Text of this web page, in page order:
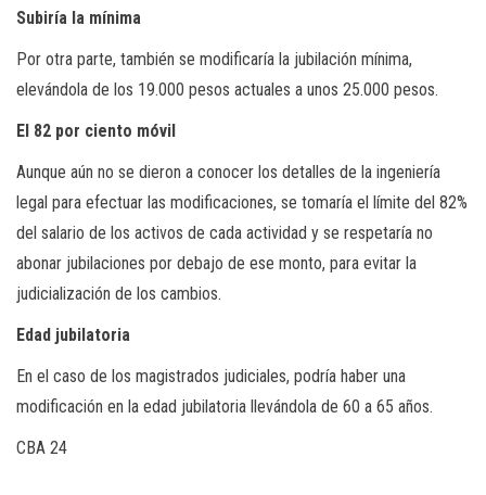
Subiría la mínima
Por otra parte, también se modificaría la jubilación mínima,
elevándola de los 19.000 pesos actuales a unos 25.000 pesos.
El 82 por ciento móvil
Aunque aún no se dieron a conocer los detalles de la ingeniería
legal para efectuar las modificaciones, se tomaría el límite del 82%
del salario de los activos de cada actividad y se respetaría no
abonar jubilaciones por debajo de ese monto, para evitar la
judicialización de los cambios.
Edad jubilatoria
En el caso de los magistrados judiciales, podría haber una
modificación en la edad jubilatoria llevándola de 60 a 65 años.
CBA 24